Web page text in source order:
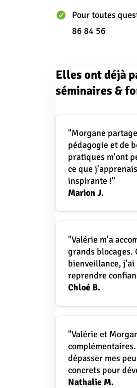
Pour toutes
86 84 56
Elles ont déjà
séminaires &
"Morgane
pédagogie et de
pratiques m'ont
ce que
inspirante !"
Marion J.
"Valérie m'a
grands blocages.
bienveillance, j'ai
reprendre
Chloé B.
"Valérie et
dépasser mes
concrets pour
Nathalie M.